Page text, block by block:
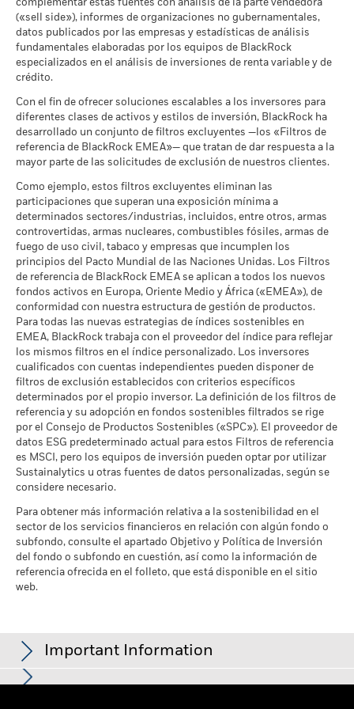
Rentabilidad
total (%)
EUR
2,8
Índice de
Referencia
(%) EUR
La rentabilidad se indica tras deducir los gastos corrientes.
Las eventuales comisiones de entrada/salida quedan
excluidas del cálculo.
Las cifras mostradas hacen referencia a rentabilidades
pasadas.La rentabilidad pasada no es un indicador fiable de
la rentabilidad futura. Los mercados podrían evolucionar de
formas muy diferentes en el futuro. Puede ayudarle a evaluar
cómo se ha gestionado el fondo en el pasado
La rentabilidad se muestra tomando como base el Valor
Liquidativo (VL), con reinversión de los ingresos brutos
cuando corresponda. La rentabilidad de su inversión puede
aumentar o disminuir como resultado de las fluctuaciones del
valor de las divisas si su inversión se realiza en una divisa
distinta de la utilizada para el cálculo de la rentabilidad
pasada. Fuente: Blackrock
Ticker Bloomberg
a
Escenarios
Mínimo No se garantiza una rentabilidad mínima.
Tensión
Lo que puede recibir una vez deducidos los
Rendimiento medio cada año
Desfavorable
Lo que puede recibir una vez deducidos los
Rendimiento medio cada año
Moderado
Lo que puede recibir una vez deducidos los
Rendimiento medio cada año
Favorable
Lo que puede recibir una vez deducidos los
Rendimiento medio cada año
El escenario de tensión muestra lo que usted podría recibir en
circunstancias extremas de los mercados.
complementar estas fuentes con análisis de la parte vendedora
(«sell side»), informes de organizaciones no gubernamentales,
datos publicados por las empresas y estadísticas de análisis
fundamentales elaboradas por los equipos de BlackRock
especializados en el análisis de inversiones de renta variable y de
crédito.
Con el fin de ofrecer soluciones escalables a los inversores para
diferentes clases de activos y estilos de inversión, BlackRock ha
desarrollado un conjunto de filtros excluyentes —los «Filtros de
referencia de BlackRock EMEA»— que tratan de dar respuesta a la
mayor parte de las solicitudes de exclusión de nuestros clientes.
Como ejemplo, estos filtros excluyentes eliminan las
participaciones que superan una exposición mínima a
determinados sectores/industrias, incluidos, entre otros, armas
controvertidas, armas nucleares, combustibles fósiles, armas de
fuego de uso civil, tabaco y empresas que incumplen los
principios del Pacto Mundial de las Naciones Unidas. Los Filtros
de referencia de BlackRock EMEA se aplican a todos los nuevos
fondos activos en Europa, Oriente Medio y África («EMEA»), de
conformidad con nuestra estructura de gestión de productos.
Para todas las nuevas estrategias de índices sostenibles en
EMEA, BlackRock trabaja con el proveedor del índice para reflejar
los mismos filtros en el índice personalizado. Los inversores
cualificados con cuentas independientes pueden disponer de
filtros de exclusión establecidos con criterios específicos
determinados por el propio inversor. La definición de los filtros de
referencia y su adopción en fondos sostenibles filtrados se rige
por el Consejo de Productos Sostenibles («SPC»). El proveedor de
datos ESG predeterminado actual para estos Filtros de referencia
es MSCI, pero los equipos de inversión pueden optar por utilizar
Sustainalytics u otras fuentes de datos personalizadas, según se
considere necesario.
Para obtener más información relativa a la sostenibilidad en el
sector de los servicios financieros en relación con algún fondo o
subfondo, consulte el apartado Objetivo y Política de Inversión
del fondo o subfondo en cuestión, así como la información de
referencia ofrecida en el folleto, que está disponible en el sitio
web.
Important Information